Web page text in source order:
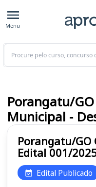
Menu
Buscar
Porangatu/GO
Edital 001/
Edital Publicado
Porangatu/
Municipal -